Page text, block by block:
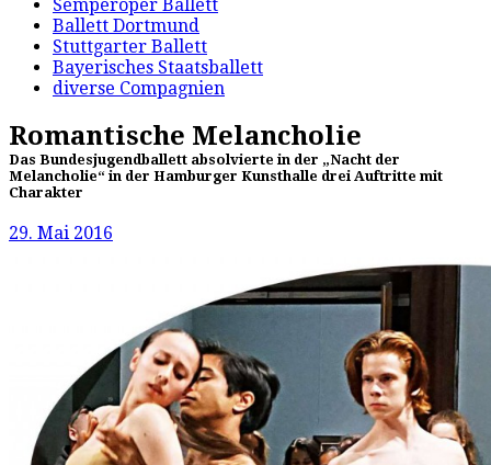
Semperoper Ballett
Ballett Dortmund
Stuttgarter Ballett
Bayerisches Staatsballett
diverse Compagnien
Romantische Melancholie
Das Bundesjugendballett absolvierte in der „Nacht der
Melancholie“ in der Hamburger Kunsthalle drei Auftritte mit
Charakter
29. Mai 2016